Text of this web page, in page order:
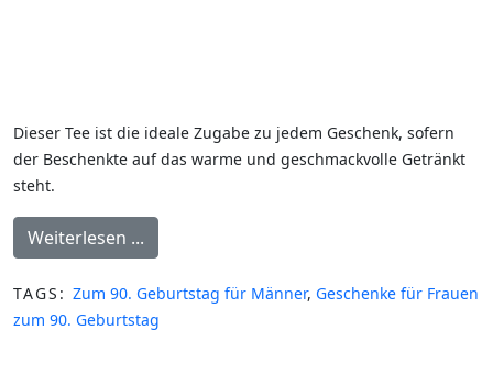
Dieser Tee ist die ideale Zugabe zu jedem Geschenk, sofern
der Beschenkte auf das warme und geschmackvolle Getränkt
steht.
Weiterlesen ...
TAGS: Zum 90. Geburtstag für Männer, Geschenke für Frauen
zum 90. Geburtstag